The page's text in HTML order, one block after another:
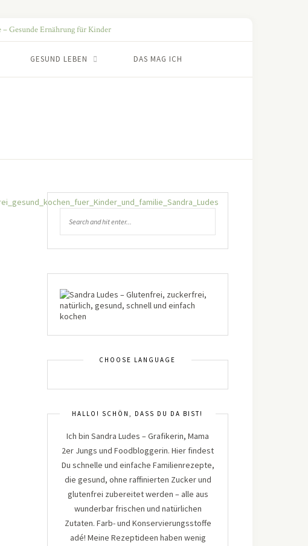
GESUND LEBEN DAS MAG ICH
CHOOSE LANGUAGE
HALLO! SCHÖN, DASS DU DA BIST!
Ich bin Sandra Ludes – Grafikerin, Mama
2er Jungs und Foodbloggerin. Hier findest
Du schnelle und einfache Familienrezepte,
die gesund, ohne raffinierten Zucker und
glutenfrei zubereitet werden – alle aus
wunderbar frischen und natürlichen
Zutaten. Farb- und Konservierungsstoffe
adé! Meine Rezeptideen haben wenig